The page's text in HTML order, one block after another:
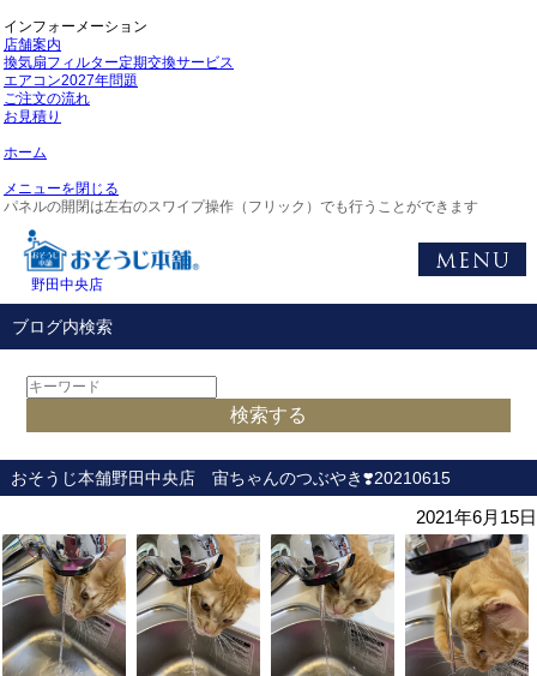
インフォーメーション
店舗案内
換気扇フィルター定期交換サービス
エアコン2027年問題
ご注文の流れ
お見積り
ホーム
メニューを閉じる
パネルの開閉は左右のスワイプ操作（フリック）でも行うことができます
野田中央店
ブログ内検索
おそうじ本舗野田中央店 宙ちゃんのつぶやき❣️20210615
2021年6月15日